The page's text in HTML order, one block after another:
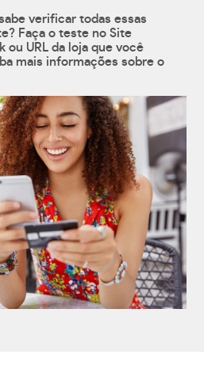
verificar todas essas
Faça o teste no Site
ou URL da loja que você
mais informações sobre o